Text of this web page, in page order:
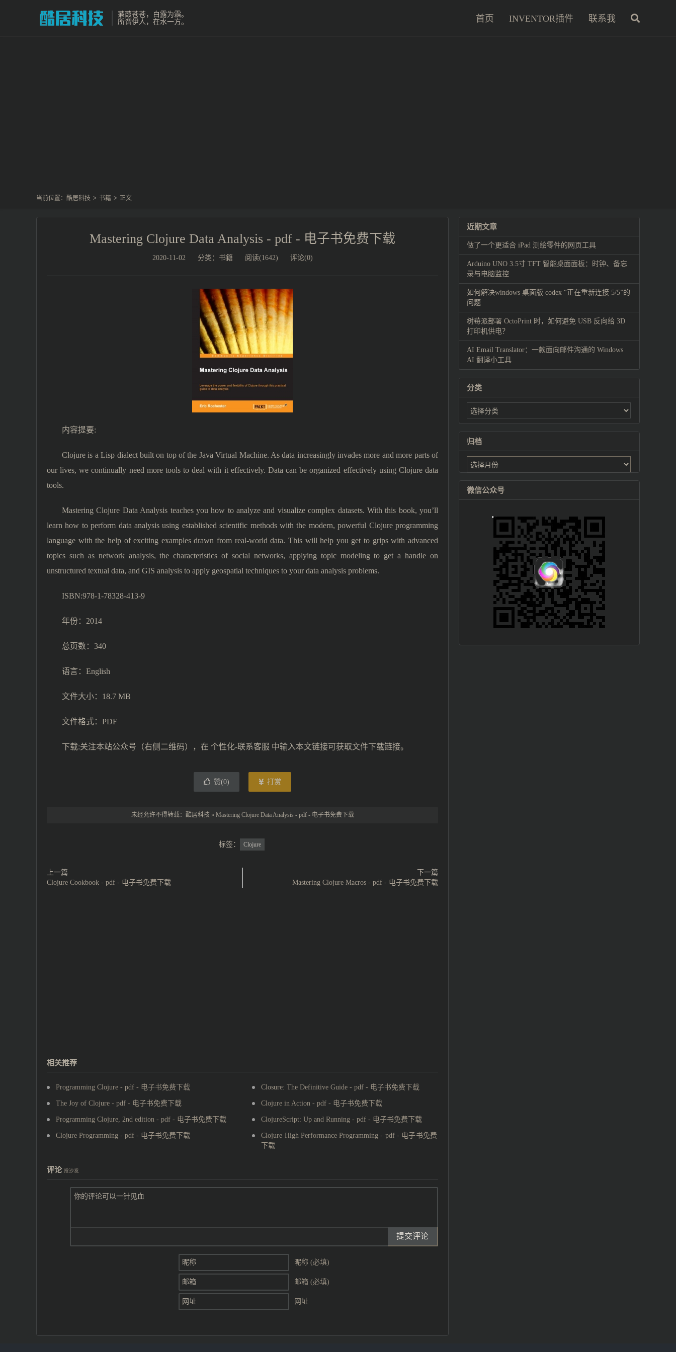
蒹葭苍苍，白露为霜。
所谓伊人，在水一方。
首页 INVENTOR插件 联系我
当前位置： 酷居科技 > 书籍 > 正文
Mastering Clojure Data Analysis - pdf - 电子书免费下载
2020-11-02 分类： 书籍 阅读(1642) 评论(0)
内容提要:
Clojure is a Lisp dialect built on top of the Java Virtual Machine. As data increasingly invades more and more parts of
our lives, we continually need more tools to deal with it effectively. Data can be organized effectively using Clojure data
tools.
Mastering Clojure Data Analysis teaches you how to analyze and visualize complex datasets. With this book, you’ll
learn how to perform data analysis using established scientific methods with the modern, powerful Clojure programming
language with the help of exciting examples drawn from real-world data. This will help you get to grips with advanced
topics such as network analysis, the characteristics of social networks, applying topic modeling to get a handle on
unstructured textual data, and GIS analysis to apply geospatial techniques to your data analysis problems.
ISBN:978-1-78328-413-9
年份：2014
总页数：340
语言：English
文件大小：18.7 MB
文件格式：PDF
下载:关注本站公众号（右侧二维码），在 个性化-联系客服 中输入本文链接可获取文件下载链接。
赞(0) 打赏
未经允许不得转载： 酷居科技 » Mastering Clojure Data Analysis - pdf - 电子书免费下载
标签： Clojure
上一篇
Clojure Cookbook - pdf - 电子书免费下载
下一篇
Mastering Clojure Macros - pdf - 电子书免费下载
相关推荐
Programming Clojure - pdf - 电子书免费下载 Closure: The Definitive Guide - pdf - 电子书免费下载
The Joy of Clojure - pdf - 电子书免费下载 Clojure in Action - pdf - 电子书免费下载
Programming Clojure, 2nd edition - pdf - 电子书免费下载 ClojureScript: Up and Running - pdf - 电子书免费下载
Clojure Programming - pdf - 电子书免费下载
Clojure High Performance Programming - pdf - 电子书免费
下载
评论 抢沙发
提交评论
昵称 (必填)
邮箱 (必填)
网址
近期文章
做了一个更适合 iPad 测绘零件的网页工具
Arduino UNO 3.5寸 TFT 智能桌面面板：时钟、备忘
录与电脑监控
如何解决windows 桌面版 codex “正在重新连接 5/5”的
问题
树莓派部署 OctoPrint 时，如何避免 USB 反向给 3D
打印机供电？
AI Email Translator：一款面向邮件沟通的 Windows
AI 翻译小工具
分类
归档
微信公众号